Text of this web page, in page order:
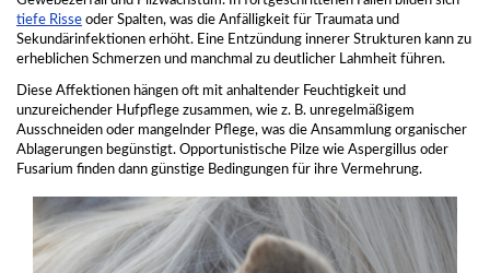
tiefe Risse oder Spalten, was die Anfälligkeit für Traumata und
Sekundärinfektionen erhöht. Eine Entzündung innerer Strukturen kann zu
erheblichen Schmerzen und manchmal zu deutlicher Lahmheit führen.
Diese Affektionen hängen oft mit anhaltender Feuchtigkeit und
unzureichender Hufpflege zusammen, wie z. B. unregelmäßigem
Ausschneiden oder mangelnder Pflege, was die Ansammlung organischer
Ablagerungen begünstigt. Opportunistische Pilze wie Aspergillus oder
Fusarium finden dann günstige Bedingungen für ihre Vermehrung.